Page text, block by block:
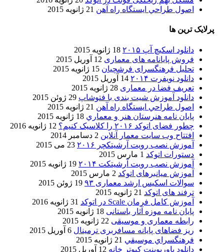
اصول طراحي ایستگاه راه آهن 21 ژانویه 2015
پرلایک ترین ها
دانلود اسکیچ آپ ۲۰۱۵
18 ژانویه 2015
فروش پایانامه های معماری 12 آوریل 2015
تحلیل فرهنگسرای فرشچیان 15 ژانویه 2015
دانلود نویفرت ۲۰۱۴
14 آوریل 2015
تعریف فضا در معماری 28 ژانویه 2015
دانلود آموزش شیت بندی با فتوشاپ 29 ژوئن 2015
اصول طراحي ایستگاه راه آهن 21 ژانویه 2015
پایان نامه هنرستان هنر و معماري 18 ژانویه 2015
چطور فضای اتوکد ۲۰۱۶ را کلاسیک کنیم؟
12 ژانویه 2016
افتتاح وب سایت معمار آنلاین 2 دسامبر 2014
آموزش نصب رویت آرشیتکچر ۲۰۱۶
23 می 2015
دستورات اتوکد 1 مارس 2015
آموزش نصب رویت آرشیتکت ۲۰۱۴
19 ژانویه 2015
آموزش میانبرهای اتوکد 2 مارس 2015
سوالات اسکیس ارشد معماری ۹۳
19 ژوئن 2015
ترفند های اتوکد 21 ژانویه 2015
آموزش کامل فرمان Scale در اتوکد
31 ژانویه 2016
پایان نامه موزه آثار باستانی 18 ژانویه 2015
رابطه معماری و موسیقی 22 ژانویه 2015
ریز فضاهای پایانه مسافربری ترمینال 6 آوریل 2015
فرهنگسراي موسيقي 21 ژانویه 2015
دانلود پاورپوینت کبوتر خانه 12 آوریل 2015